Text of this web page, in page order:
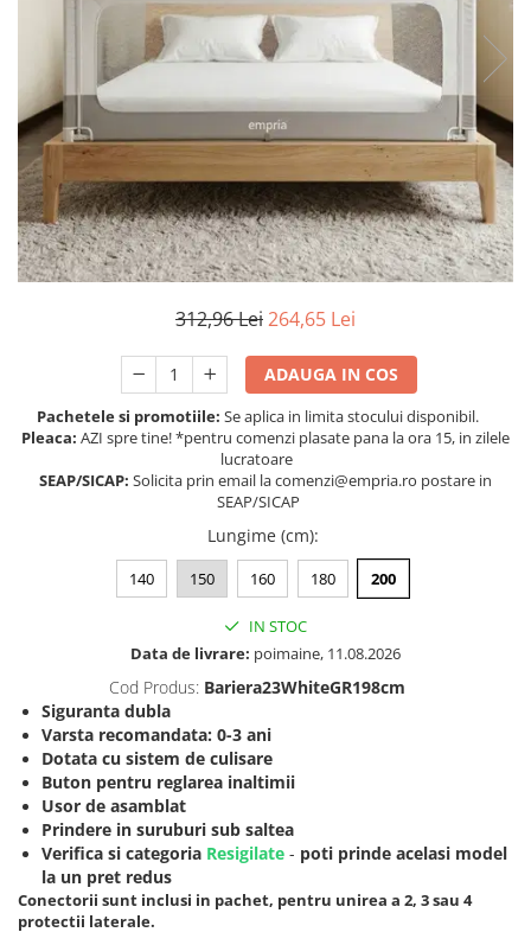
Protectii exterior
Casti antifonice pentru copii si
bebelusi
Echipament protectie bicicleta si
ski
Accesorii auto copii
Haine & accesorii plaja
Haine plaja / inot
Puericultura mare
Carucioare si scaune auto
Scaune masa
Igiena si ingrijire bebelusi
Accesorii bebelusi / nou-nascuti
Perne si saltele bebelusi
Diversificare bebelusi
Baia bebelusului
Maternitate
Jucarii copii si jocuri educative
Jucarii dentitie
Jocuri educative
312,96 Lei264,65 Lei
ADAUGA IN COS
Pachetele si promotiile: Se aplica in limita stocului disponibil.
Pleaca: AZI spre tine! *pentru comenzi plasate pana la ora 15, in zilele
lucratoare
SEAP/SICAP: Solicita prin email la comenzi@empria.ro postare in
SEAP/SICAP
Lungime (cm):
140 150 160 180 200
IN STOC
Data de livrare: poimaine, 11.08.2026
Cod Produs: Bariera23WhiteGR198cm
Siguranta dubla
Varsta recomandata: 0-3 ani
Dotata cu sistem de culisare
Buton pentru reglarea inaltimii
Usor de asamblat
Prindere in suruburi sub saltea
Verifica si categoria Resigilate - poti prinde acelasi model
la un pret redus
Conectorii sunt inclusi in pachet, pentru unirea a 2, 3 sau 4
protectii laterale.